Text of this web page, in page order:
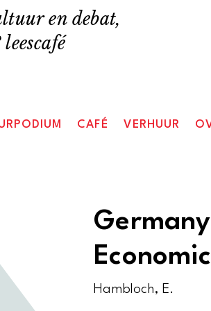
en debat,
CAFÉ VERHUUR
Hambloch, E.